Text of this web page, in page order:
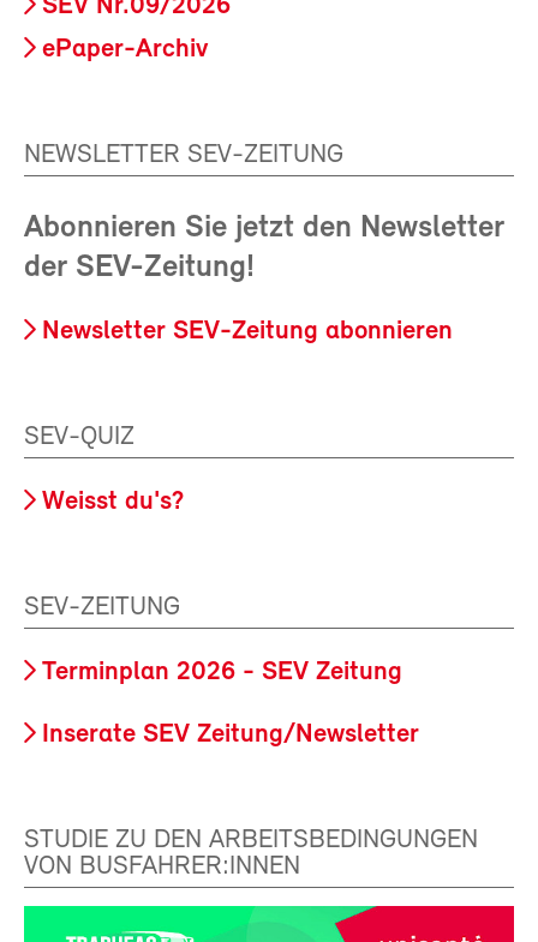
SEV Nr.09/2026
ePaper-Archiv
NEWSLETTER SEV-ZEITUNG
Abonnieren Sie jetzt den Newsletter
der SEV-Zeitung!
Newsletter SEV-Zeitung abonnieren
SEV-QUIZ
Weisst du's?
SEV-ZEITUNG
Terminplan 2026 - SEV Zeitung
Inserate SEV Zeitung/Newsletter
STUDIE ZU DEN ARBEITSBEDINGUNGEN
VON BUSFAHRER:INNEN